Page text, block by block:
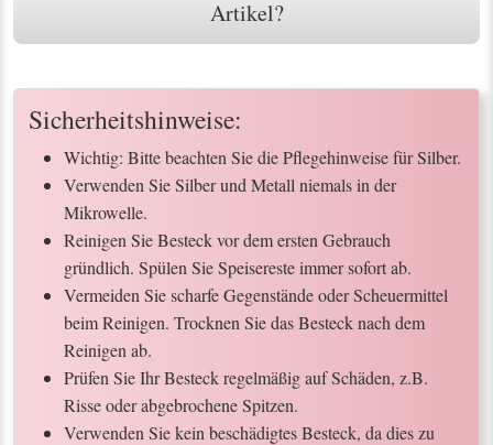
Artikel?
Sicherheitshinweise:
Wichtig: Bitte beachten Sie die Pflegehinweise für Silber.
Verwenden Sie Silber und Metall niemals in der
Mikrowelle.
Reinigen Sie Besteck vor dem ersten Gebrauch
gründlich. Spülen Sie Speisereste immer sofort ab.
Vermeiden Sie scharfe Gegenstände oder Scheuermittel
beim Reinigen. Trocknen Sie das Besteck nach dem
Reinigen ab.
Prüfen Sie Ihr Besteck regelmäßig auf Schäden, z.B.
Risse oder abgebrochene Spitzen.
Verwenden Sie kein beschädigtes Besteck, da dies zu